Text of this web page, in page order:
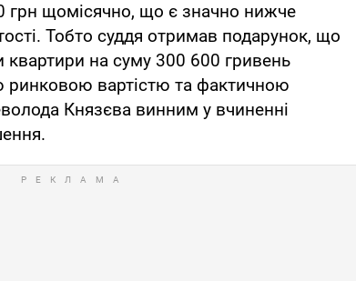
грн щомісячно, що є значно нижче
Тобто суддя отримав подарунок, що
квартири на суму 300 600 гривень
ринковою вартістю та фактичною
Князєва винним у вчиненні